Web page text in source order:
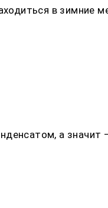
в зимние
а значит